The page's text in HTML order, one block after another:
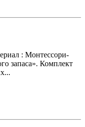
: Монтессори-
запаса». Комплект